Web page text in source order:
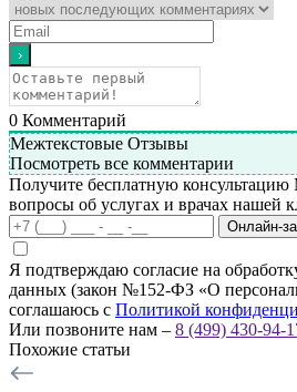
0 Комментарий
Межтекстовые Отзывы
Посмотреть все комментарии
Получите бесплатную консультацию
вопросы об услугах и врачах нашей
Онлайн-
Я подтверждаю согласие на
данных (закон №152-ФЗ «О
соглашаюсь с Политикой
Или позвоните нам – 8 (499) 430-94-
Похожие статьи